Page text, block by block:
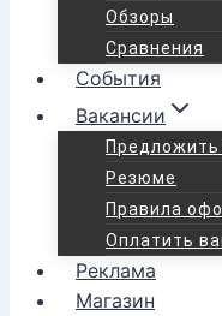
Обзоры
Сравнения
События
Вакансии
Резюме
Правила
Оплатить
Реклама
Магазин